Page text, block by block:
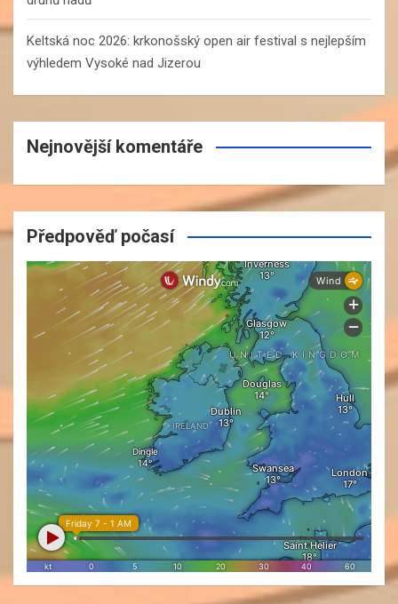
Keltská noc 2026: krkonošský open air festival s nejlepším
výhledem Vysoké nad Jizerou
Nejnovější komentáře
Předpověď počasí